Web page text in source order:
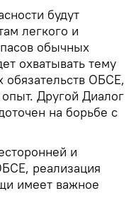
будут
легкого и
обычных
охватывать тему
обязательств ОБСЕ,
Другой Диалог
на борьбе с
и
реализация
имеет важное